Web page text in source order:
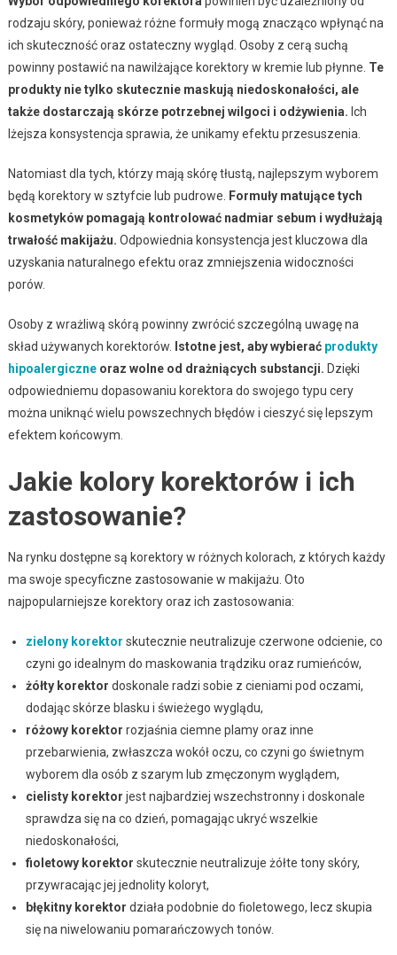
rodzaju skóry, ponieważ różne formuły mogą znacząco wpłynąć na
ich skuteczność oraz ostateczny wygląd. Osoby z cerą suchą
powinny postawić na nawilżające korektory w kremie lub płynne. Te
produkty nie tylko skutecznie maskują niedoskonałości, ale
także dostarczają skórze potrzebnej wilgoci i odżywienia. Ich
lżejsza konsystencja sprawia, że unikamy efektu przesuszenia.
Natomiast dla tych, którzy mają skórę tłustą, najlepszym wyborem
będą korektory w sztyfcie lub pudrowe.
Formuły matujące tych
kosmetyków pomagają kontrolować nadmiar sebum i wydłużają
trwałość makijażu. Odpowiednia konsystencja jest kluczowa dla
uzyskania naturalnego efektu oraz zmniejszenia widoczności
porów.
Osoby z wrażliwą skórą powinny zwrócić szczególną uwagę na
skład używanych korektorów.
Istotne jest, aby wybierać produkty
hipoalergiczneoraz wolne od drażniących substancji. Dzięki
odpowiedniemu dopasowaniu korektora do swojego typu cery
można uniknąć wielu powszechnych błędów i cieszyć się lepszym
efektem końcowym.
Jakie kolory korektorów i ich
zastosowanie?
Na rynku dostępne są korektory w różnych kolorach, z których każdy
ma swoje specyficzne zastosowanie w makijażu. Oto
najpopularniejsze korektory oraz ich zastosowania:
zielony korektor skutecznie neutralizuje czerwone odcienie, co
czyni go idealnym do maskowania trądziku oraz rumieńców,
żółty korektor doskonale radzi sobie z cieniami pod oczami,
dodając skórze blasku i świeżego wyglądu,
różowy korektor rozjaśnia ciemne plamy oraz inne
przebarwienia, zwłaszcza wokół oczu, co czyni go świetnym
wyborem dla osób z szarym lub zmęczonym wyglądem,
cielisty korektor jest najbardziej wszechstronny i doskonale
sprawdza się na co dzień, pomagając ukryć wszelkie
niedoskonałości,
fioletowy korektor skutecznie neutralizuje żółte tony skóry,
przywracając jej jednolity koloryt,
błękitny korektor działa podobnie do fioletowego, lecz skupia
się na niwelowaniu pomarańczowych tonów.